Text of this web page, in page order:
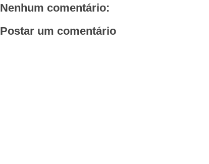
Nenhum comentário:
Postar um comentário